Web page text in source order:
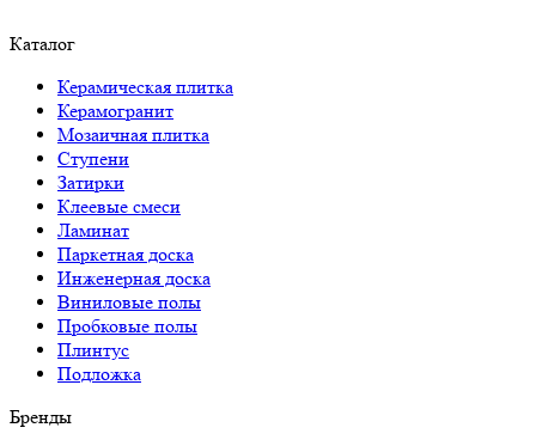
Каталог
Керамическая плитка
Керамогранит
Мозаичная плитка
Ступени
Затирки
Клеевые смеси
Ламинат
Паркетная доска
Инженерная доска
Виниловые полы
Пробковые полы
Плинтус
Подложка
Бренды